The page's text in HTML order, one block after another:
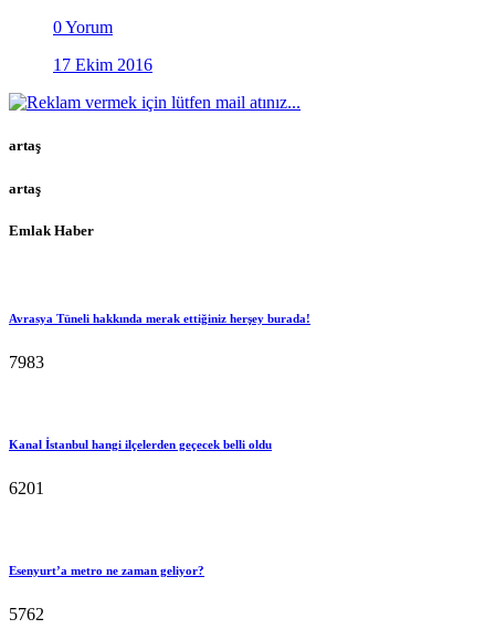
0 Yorum
17 Ekim 2016
artaş
artaş
Emlak Haber
Avrasya Tüneli hakkında merak ettiğiniz herşey burada!
7983
Kanal İstanbul hangi ilçelerden geçecek belli oldu
6201
Esenyurt’a metro ne zaman geliyor?
5762